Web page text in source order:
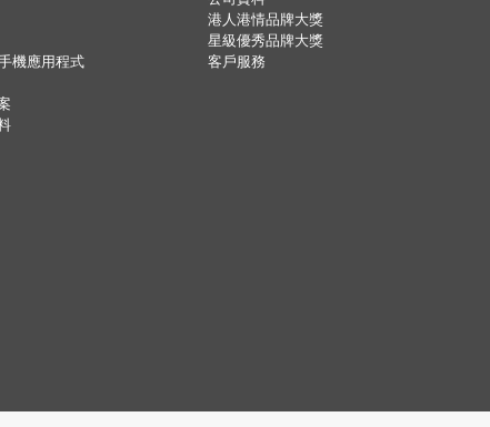
機應用程式
港人港情品牌大獎
星級優秀品牌大獎
客戶服務